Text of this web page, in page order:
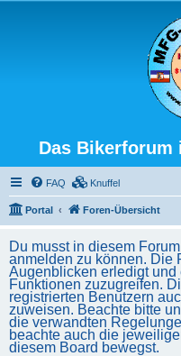
Das Bikerforum
FAQ Knuffel
Portal Foren-Übersicht
Du musst in diesem
anmelden zu können. Die
Augenblicken erledigt und
Funktionen zuzugreifen.
registrierten Benutzern
zuweisen. Beachte bitte
die verwandten
beachte auch die
diesem Board bewegst.